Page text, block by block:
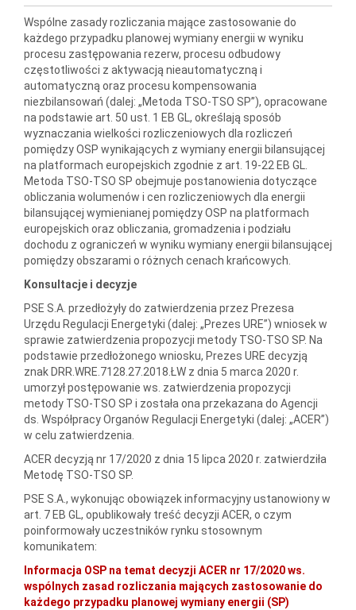
Wspólne zasady rozliczania mające zastosowanie do
każdego przypadku planowej wymiany energii w wyniku
procesu zastępowania rezerw, procesu odbudowy
częstotliwości z aktywacją nieautomatyczną i
automatyczną oraz procesu kompensowania
niezbilansowań (dalej: „Metoda TSO-TSO SP”), opracowane
na podstawie art. 50 ust. 1 EB GL, określają sposób
wyznaczania wielkości rozliczeniowych dla rozliczeń
pomiędzy OSP wynikających z wymiany energii bilansującej
na platformach europejskich zgodnie z art. 19-22 EB GL.
Metoda TSO-TSO SP obejmuje postanowienia dotyczące
obliczania wolumenów i cen rozliczeniowych dla energii
bilansującej wymienianej pomiędzy OSP na platformach
europejskich oraz obliczania, gromadzenia i podziału
dochodu z ograniczeń w wyniku wymiany energii bilansującej
pomiędzy obszarami o różnych cenach krańcowych.
Konsultacje i decyzje
PSE S.A. przedłożyły do zatwierdzenia przez Prezesa
Urzędu Regulacji Energetyki (dalej: „Prezes URE”) wniosek w
sprawie zatwierdzenia propozycji metody TSO-TSO SP. Na
podstawie przedłożonego wniosku, Prezes URE decyzją
znak DRR.WRE.7128.27.2018.ŁW z dnia 5 marca 2020 r.
umorzył postępowanie ws. zatwierdzenia propozycji
metody TSO-TSO SP i została ona przekazana do Agencji
ds. Współpracy Organów Regulacji Energetyki (dalej: „ACER”)
w celu zatwierdzenia.
ACER decyzją nr 17/2020 z dnia 15 lipca 2020 r. zatwierdziła
Metodę TSO-TSO SP.
PSE S.A., wykonując obowiązek informacyjny ustanowiony w
art. 7 EB GL, opublikowały treść decyzji ACER, o czym
poinformowały uczestników rynku stosownym
komunikatem:
Informacja OSP na temat decyzji ACER nr 17/2020 ws.
wspólnych zasad rozliczania mających zastosowanie do
każdego przypadku planowej wymiany energii (SP)